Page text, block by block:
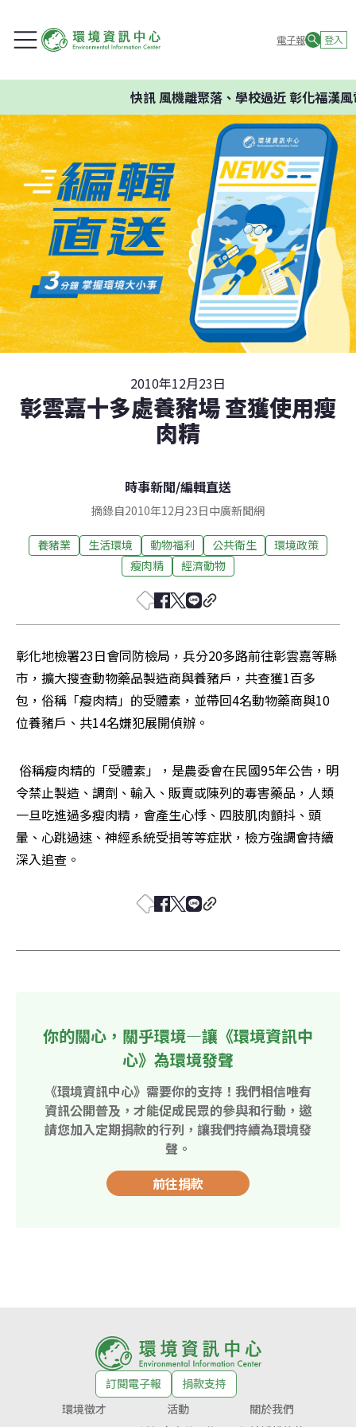
電子報 登入
快訊風機離聚落、學校過近 彰化福漢風
2010年12月23日
彰雲嘉十多處養豬場 查獲使用瘦
肉精
時事新聞/編輯直送
摘錄自2010年12月23日中廣新聞網
養豬業 生活環境 動物福利 公共衛生
環境政策
瘦肉精
經濟動物
彰化地檢署23日會同防檢局，兵分20多路前往彰雲嘉等縣
市，擴大搜查動物藥品製造商與養豬戶，共查獲1百多
包，俗稱「瘦肉精」的受體素，並帶回4名動物藥商與10
位養豬戶、共14名嫌犯展開偵辦。
令禁止製造、調劑、輸入、販賣或陳列的毒害藥品，人類
一旦吃進過多瘦肉精，會產生心悸、四肢肌肉顫抖、頭
暈、心跳過速、神經系統受損等等症狀，檢方強調會持續
深入追查。
你的關心，關乎環境—讓《環境資訊中
心》為環境發聲
《環境資訊中心》需要你的支持！我們相信唯有
資訊公開普及，才能促成民眾的參與和行動，邀
請您加入定期捐款的行列，讓我們持續為環境發
聲。
前往捐款
訂閱電子報
捐款支持
環境徵才
活動
關於我們